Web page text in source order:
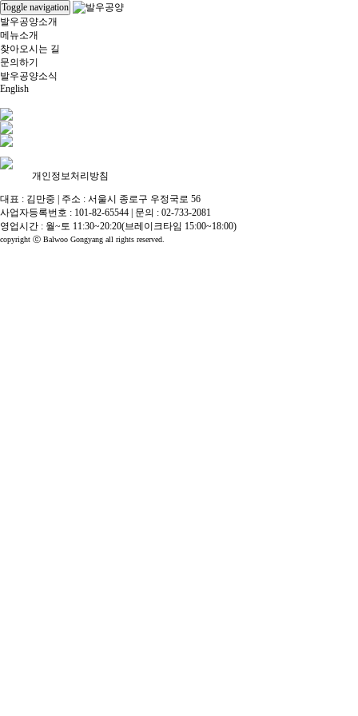
Toggle navigation
발우공양소개
메뉴소개
찾아오시는 길
문의하기
발우공양소식
English
개인정보처리방침
대표 : 김만중
주소 : 서울시 종로구 우정국로 56
사업자등록번호 : 101-82-65544
문의 : 02-733-2081
영업시간 : 월~토 11:30~20:20(브레이크타임 15:00~18:00)
copyright ⓒ Balwoo Gongyang all rights reserved.